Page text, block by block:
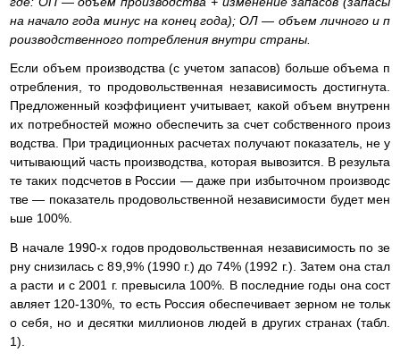
на начало года минус на конец года); ОЛ — объем личного и п
роизводственного потребления внутри страны.
Если объем производства (с учетом запасов) больше объема п
отребления, то продовольственная независимость достигнута.
Предложенный коэффициент учитывает, какой объем внутренн
их потребностей можно обеспечить за счет собственного произ
водства. При традиционных расчетах получают показатель, не у
читывающий часть производства, которая вывозится. В результа
те таких подсчетов в России — даже при избыточном производс
тве — показатель продовольственной независимости будет мен
ьше 100%.
В начале 1990-х годов продовольственная независимость по зе
рну снизилась с 89,9% (1990 г.) до 74% (1992 г.). Затем она стал
а расти и с 2001 г. превысила 100%. В последние годы она сост
авляет 120-130%, то есть Россия обеспечивает зерном не тольк
о себя, но и десятки миллионов людей в других странах (табл.
1).